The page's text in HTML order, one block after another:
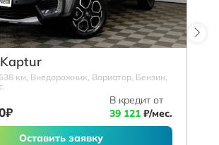
км, Внедорожник, Вариатор, Бензин,
В кредит от
39 121 ₽/мес.
Оставить заявку